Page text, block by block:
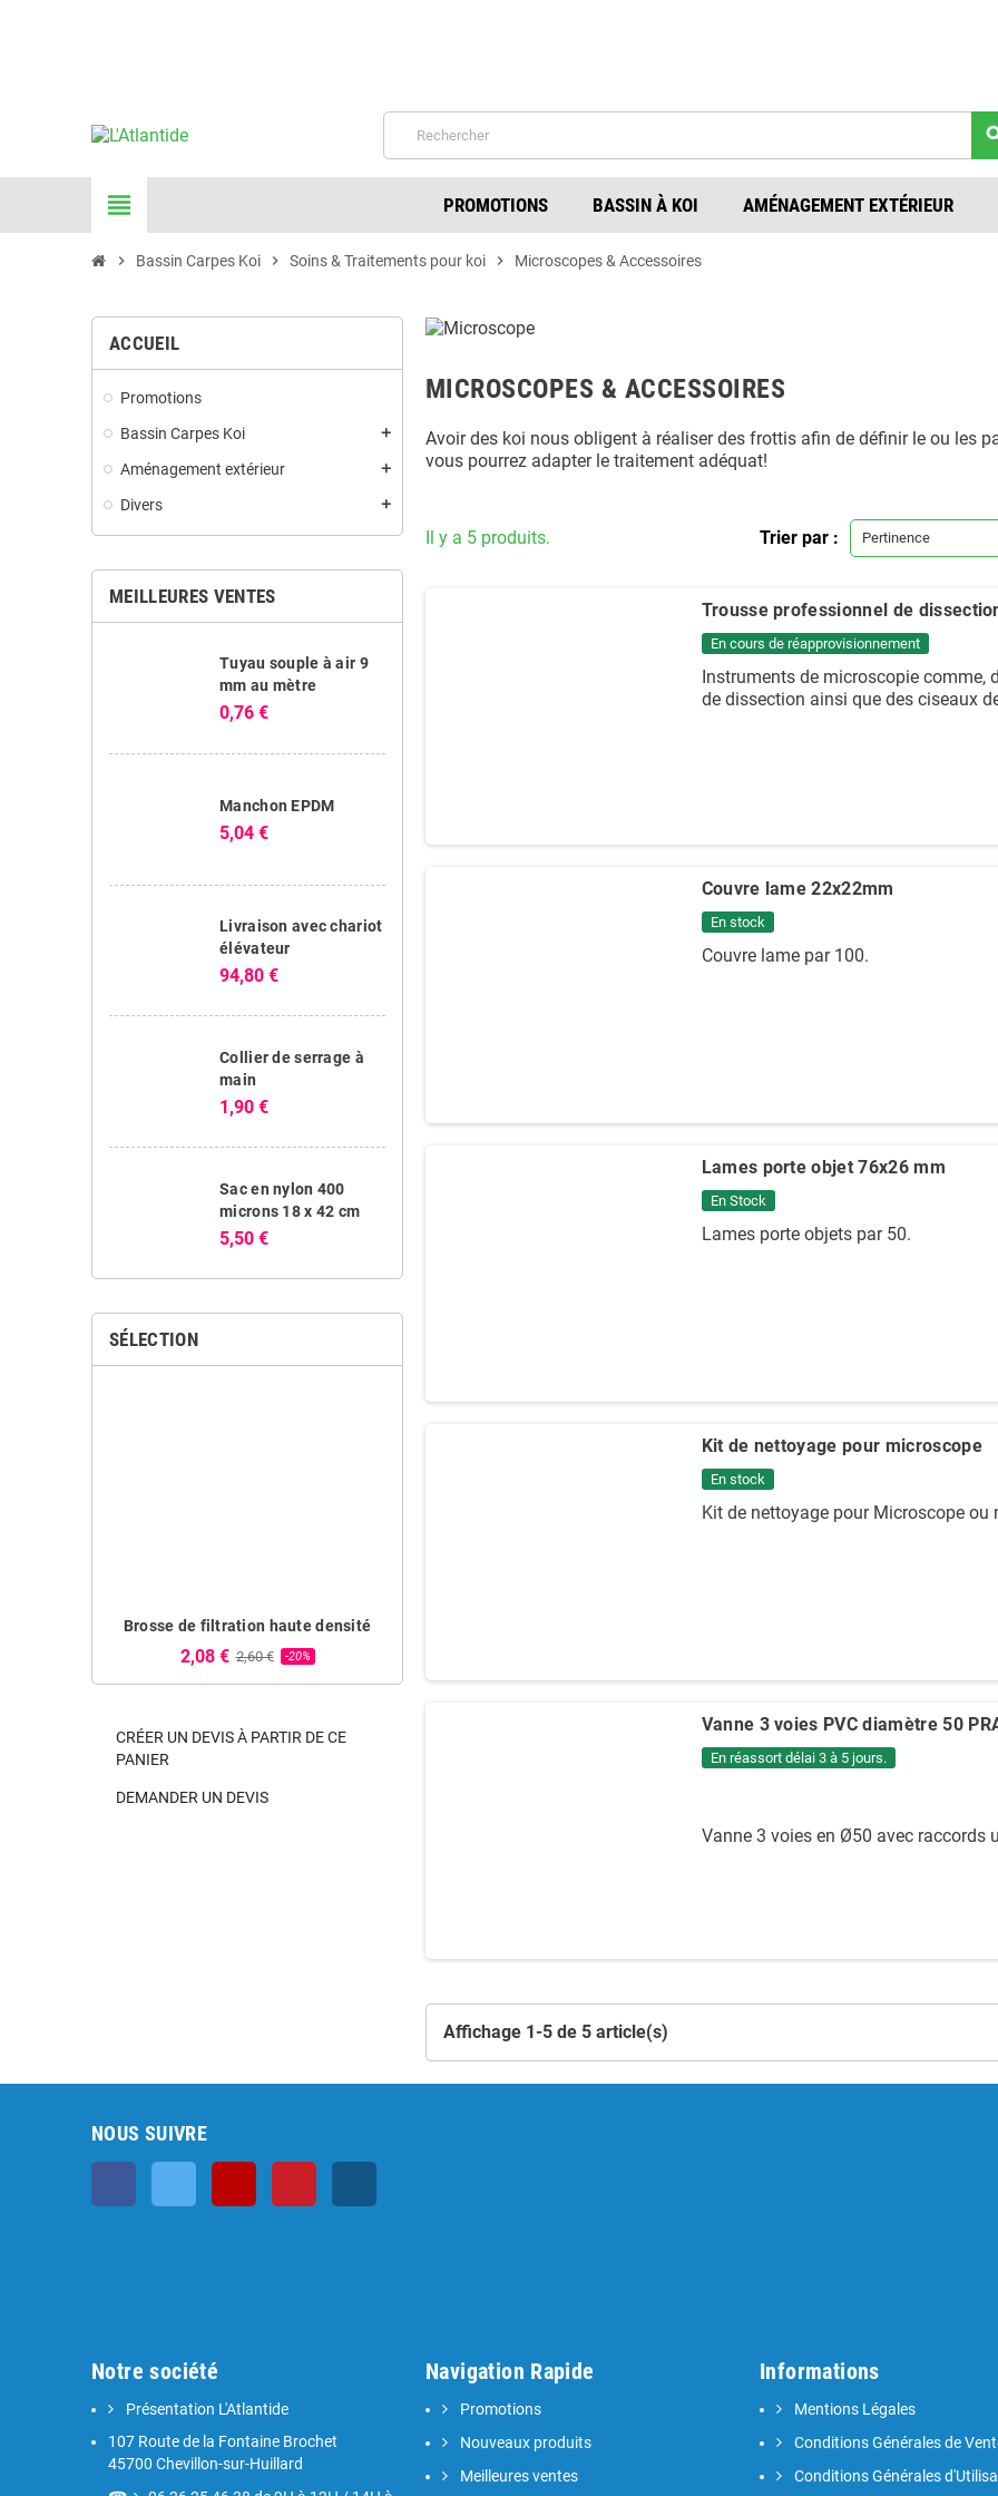
view_headline PROMOTIONS BASSIN À KOI AMÉNAGEMENT EXTÉRIEUR
chevron_right Bassin Carpes Koi chevron_right Soins & Traitements pour koi chevron_right Microscopes & Accessoires
ACCUEIL
Promotions
Bassin Carpes Koi
add
Aménagement extérieur add
Divers add
MEILLEURES VENTES
Tuyau souple à air 9
mm au mètre
0,76 €
Manchon EPDM
5,04 €
Livraison avec chariot
élévateur
94,80 €
Collier de serrage à
main
1,90 €
Sac en nylon 400
microns 18 x 42 cm
5,50 €
SÉLECTION
Brosse de filtration haute densité
2,08 € 2,60 € -20%
CRÉER UN DEVIS À PARTIR DE CE
PANIER
DEMANDER UN DEVIS
MICROSCOPES & ACCESSOIRES
Avoir des koi nous obligent à réaliser des frottis afin de définir le ou les
vous pourrez adapter le traitement adéquat!
Trier par : Pertinence
Il y a 5 produits.
Trousse professionnel de
En cours de réapprovisionnement
Instruments de microscopie comme,
de dissection ainsi que des ciseaux
Couvre lame 22x22mm
En stock
Couvre lame par 100.
Lames porte objet 76x26 mm
En Stock
Lames porte objets par 50.
Kit de nettoyage pour microscope
En stock
Kit de nettoyage pour Microscope ou
Vanne 3 voies PVC diamètre 50
En réassort délai 3 à 5 jours.
Vanne 3 voies en Ø50 avec raccords
Affichage 1-5 de 5 article(s)
NOUS SUIVRE
FacebookTwitter YouTube Pinterest
Notre société
Présentation L'Atlantide
107 Route de la Fontaine Brochet
45700 Chevillon-sur-Huillard
Navigation Rapide
Promotions
Nouveaux produits
Meilleures ventes
Informations
Mentions Légales
Conditions Générales de
Conditions Générales